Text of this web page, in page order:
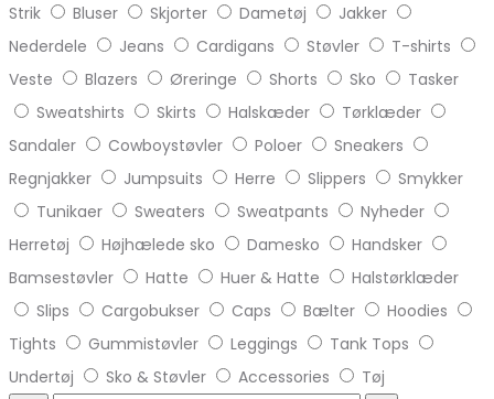
Strik
Bluser Skjorter Dametøj
Jakker
Nederdele
Jeans Cardigans Støvler
T-shirts
Veste
Blazers Øreringe Shorts Sko
Tasker
Sweatshirts
Skirts Halskæder
Tørklæder
Sandaler
Cowboystøvler Poloer
Sneakers
Regnjakker
Jumpsuits Herre Slippers
Smykker
Tunikaer
Sweaters Sweatpants
Nyheder
Herretøj
Højhælede sko Damesko
Handsker
Bamsestøvler
Hatte Huer & Hatte
Halstørklæder
Slips
Cargobukser Caps Bælter
Hoodies
Tights
Gummistøvler Leggings
Tank Tops
Undertøj
Sko & Støvler Accessories Tøj